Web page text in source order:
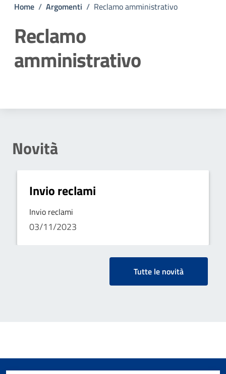
Home / Argomenti / Reclamo amministrativo
Reclamo
amministrativo
Novità
Invio reclami
Invio reclami
03/11/2023
Tutte le novità